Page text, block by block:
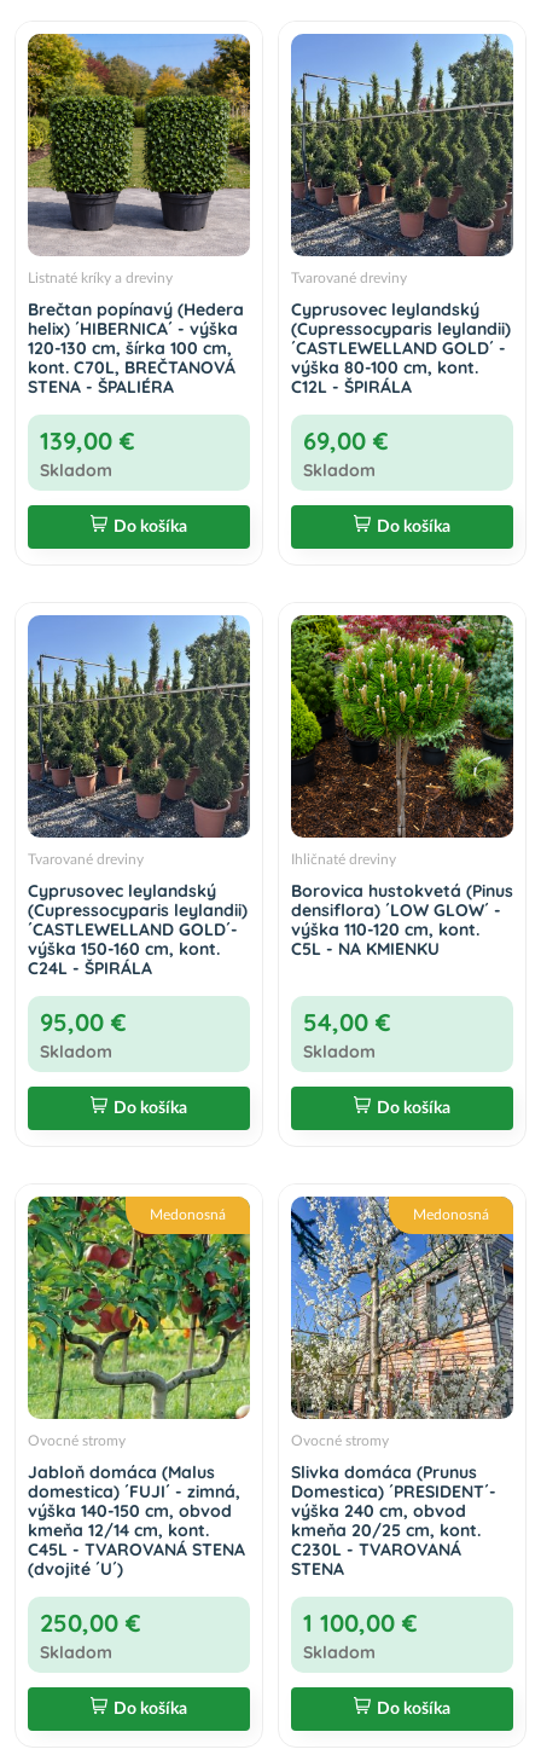
250,00 € Do košíka
Listnaté kríky a dreviny
Brečtan popínavý (Hedera
helix) ´HIBERNICA´ - výška
120-130 cm, šírka 100 cm,
kont. C70L, BREČTANOVÁ
STENA - ŠPALIÉRA
139,00 €
Skladom
Do košíka
Tvarované dreviny
Cyprusovec leylandský
(Cupressocyparis leylandii)
´CASTLEWELLAND GOLD´ -
výška 80-100 cm, kont.
C12L - ŠPIRÁLA
69,00 €
Skladom
Do košíka
Tvarované dreviny
Cyprusovec leylandský
(Cupressocyparis leylandii)
´CASTLEWELLAND GOLD´-
výška 150-160 cm, kont.
C24L - ŠPIRÁLA
95,00 €
Skladom
Do košíka
Ihličnaté dreviny
Borovica hustokvetá (Pinus
densiflora) ´LOW GLOW´ -
výška 110-120 cm, kont.
C5L - NA KMIENKU
54,00 €
Skladom
Do košíka
Medonosná
Ovocné stromy
Jabloň domáca (Malus
domestica) ´FUJI´ - zimná,
výška 140-150 cm, obvod
kmeňa 12/14 cm, kont.
C45L - TVAROVANÁ STENA
(dvojité ´U´)
250,00 €
Skladom
Do košíka
Medonosná
Ovocné stromy
Slivka domáca (Prunus
Domestica) ´PRESIDENT´-
výška 240 cm, obvod
kmeňa 20/25 cm, kont.
C230L - TVAROVANÁ
STENA
1 100,00 €
Skladom
Do košíka